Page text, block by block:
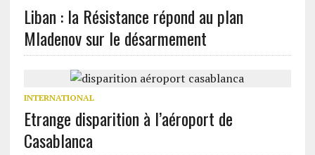
Liban : la Résistance répond au plan
Mladenov sur le désarmement
INTERNATIONAL
Etrange disparition à l’aéroport de
Casablanca